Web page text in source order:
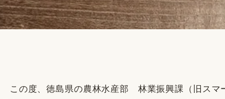
この度、徳島県の農林水産部 林業振興課（旧スマ